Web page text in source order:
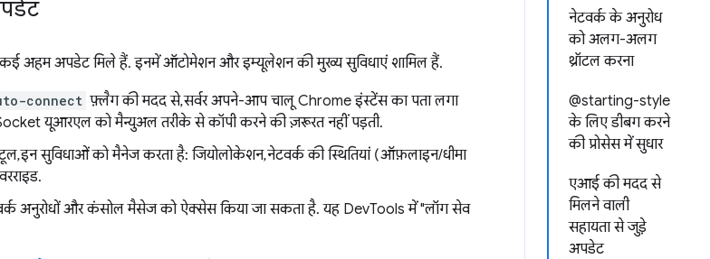
नेटवर्क के अनुरोध
को अलग-अलग
थ्रॉटल करना
@starting-style
के लिए डीबग करने
की प्रोसेस में सुधार
एआई की मदद से
मिलने वाली
सहायता से जुड़े
अपडेट
अहम अपडेट मिले हैं. इनमें ऑटोमेशन और इम्यूलेशन की मुख्य सुविधाएं शामिल हैं.
connect फ़्लैग की मदद से, सर्वर अपने-आप चालू Chrome इंस्टेंस का पता लगा
यूआरएल को मैन्युअल तरीके से कॉपी करने की ज़रूरत नहीं पड़ती.
इन सुविधाओं को मैनेज करता है: जियोलोकेशन, नेटवर्क की स्थितियां (ऑफ़लाइन/धीमा
अनुरोधों और कंसोल मैसेज को ऐक्सेस किया जा सकता है. यह DevTools में "लॉग सेव